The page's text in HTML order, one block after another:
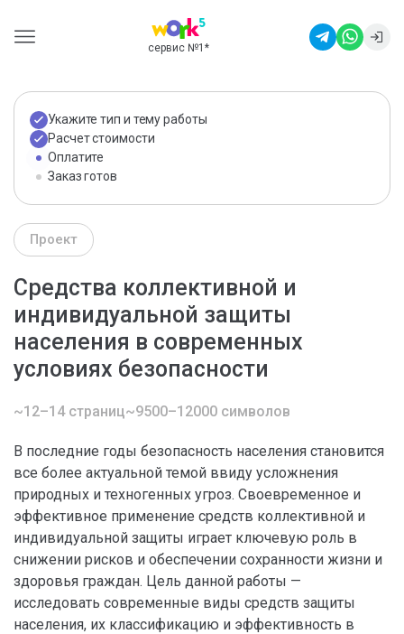
сервис №1 *
Укажите тип и тему работы
Расчет стоимости
Оплатите
Заказ готов
Проект
Средства коллективной и
индивидуальной защиты
населения в современных
условиях безопасности
~12–14 страниц~9500–12000 символов
В последние годы безопасность населения становится
все более актуальной темой ввиду усложнения
природных и техногенных угроз. Своевременное и
эффективное применение средств коллективной и
индивидуальной защиты играет ключевую роль в
снижении рисков и обеспечении сохранности жизни и
здоровья граждан. Цель данной работы —
исследовать современные виды средств защиты
населения, их классификацию и эффективность в